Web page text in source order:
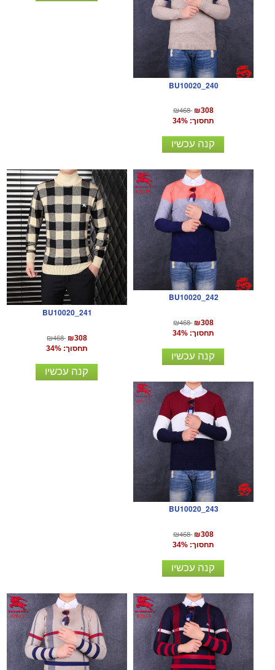
BU10020_240
₪468 ₪308
תחסוך: 34%
קנה עכשיו
BU10020_241
₪468 ₪308
תחסוך: 34%
קנה עכשיו
BU10020_242
₪468 ₪308
תחסוך: 34%
קנה עכשיו
BU10020_243
₪468 ₪308
תחסוך: 34%
קנה עכשיו